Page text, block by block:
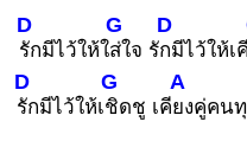
D
รักมีไว้ให้ใ
G
ส่ใจ รั
D
กมีไว้ให้เคี
D
รักมีไว้ให้เ
G
ชิดชู เคี
A
ยงคู่คน